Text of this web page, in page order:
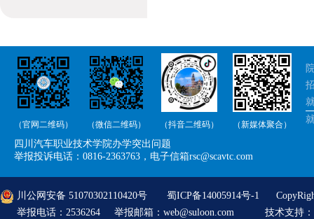
（官网二维码） （微信二维码） （抖音二维码） （新媒体聚合）
四川汽车职业技术学院办学突出问题
举报投诉电话：0816-2363763，电子信箱rsc@scavtc.com
川公网安备 51070302110420号 蜀ICP备14005914号-1
举报电话：2536264 举报邮箱：web@suloon.com
技术支持